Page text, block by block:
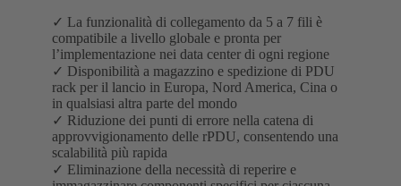
✓ La funzionalità di collegamento da 5 a 7 fili è
compatibile a livello globale e pronta per
l’implementazione nei data center di ogni regione
✓ Disponibilità a magazzino e spedizione di PDU
rack per il lancio in Europa, Nord America, Cina o
in qualsiasi altra parte del mondo
✓ Riduzione dei punti di errore nella catena di
approvvigionamento delle rPDU, consentendo una
scalabilità più rapida
✓ Eliminazione della necessità di reperire e